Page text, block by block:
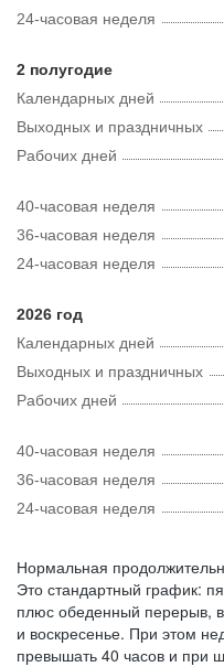
24-часовая неделя
2 полугодие
Календарных дней
Рабочих дней
Выходных и праздничных
40-часовая неделя
36-часовая неделя
24-часовая неделя
2026 год
Календарных дней
Рабочих дней
Выходных и праздничных
40-часовая неделя
36-часовая неделя
24-часовая неделя
Нормальная
Это стандартный график:
плюс обеденный перерыв,
и воскресенье. При этом
превышать 40 часов и при